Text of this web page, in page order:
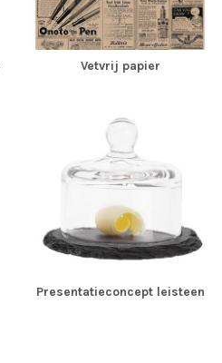
Vetvrij papier
Presentatieconcept leisteen